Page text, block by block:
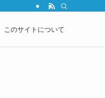
このサイトについて